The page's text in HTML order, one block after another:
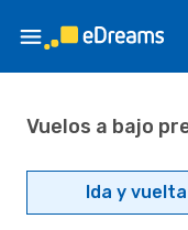
Vuelos a bajo
Ida y vuelta